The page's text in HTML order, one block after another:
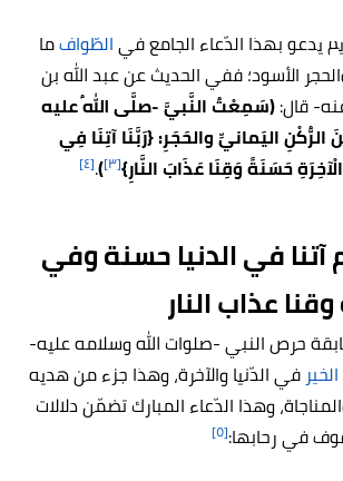
يدعو بهذا الدّعاء الجامع فيالطّوافما
الأسود؛ ففي الحديث عن عبد الله بن
قال:(سَمِعْتُ النَّبيَّ -صلَّى اللهُ عليه
اليَمانيِّ والحَجَرِ: {رَبَّنَا آتِنَا فِي
حَسَنَةً وَقِنَا عَذَابَ النَّارِ}[٣] )
.[٤]
آتنا في الدنيا حسنة وفي
عذاب النار
حرص النبي -صلوات الله وسلامه عليه-
في الدّنيا والآخرة، وهذا جزء من هديه
وهذا الدّعاء المبارك تضمّن دلالات
في رحابها:[٥]